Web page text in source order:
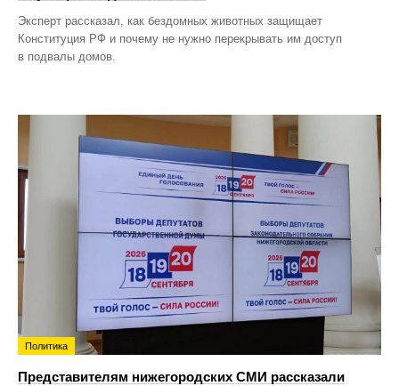
Эксперт рассказал, как бездомных животных защищает
Конституция РФ и почему не нужно перекрывать им доступ
в подвалы домов.
Политика
Представителям нижегородских СМИ рассказали